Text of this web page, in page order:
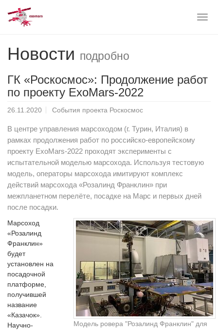
mainНовости подробно
ГК «Роскосмос»: Продолжение работ
по проекту ExoMars-2022
26.11.2020 События проекта Роскосмос
В центре управления марсоходом (г. Турин, Италия) в
рамках продолжения работ по российско-европейскому
проекту ExoMars-2022 проходят эксперименты с
испытательной моделью марсохода. Используя тестовую
модель, операторы марсохода имитируют комплекс
действий марсохода «Розалинд Франклин» при
межпланетном перелёте, посадке на Марс и первых дней
после посадки.
Модель ровера "Розалинд Франклин" для
Марсоход
«Розалинд
Франклин»
будет
установлен на
посадочной
платформе,
получившей
название
«Казачок».
Научно-